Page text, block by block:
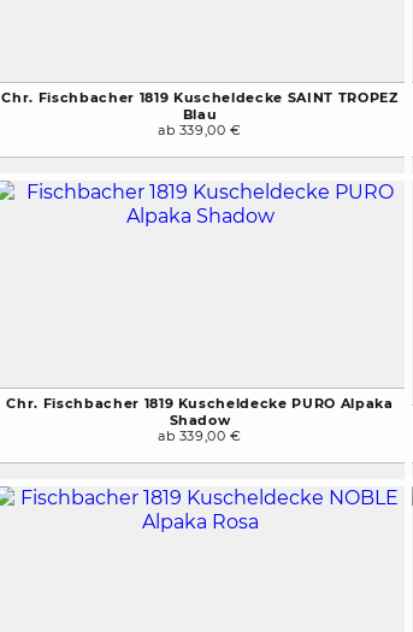
Chr. Fischbacher 1819 Kuscheldecke SAINT TROPEZ
Blau
ab 339,00 €
Chr. Fischbacher 1819 Kuscheldecke PURO Alpaka
Shadow
ab 339,00 €